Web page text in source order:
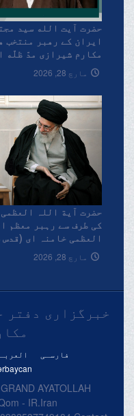
حضرت آیت الله سید
ایران کے رهبر منتخب
مکارم شیرازی مدّ ظلّه
مارچ 28, 2026
حضرت آیة اللہ
کی طرف سے رہبر معظم
العظمی خامنہ ای
پرتعزیتی پیغام۔
مارچ 28, 2026
خبرگزاری دفتر
فارسـی
AYATOLLAH
- IR.Iran.